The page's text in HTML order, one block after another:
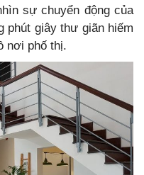
sự chuyển động của
phút giây thư giãn hiếm
nơi phố thị.